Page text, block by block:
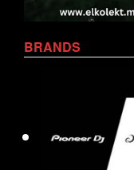
BRANDS